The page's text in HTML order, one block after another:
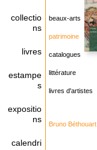
collectio
ns
livres
estampe
s
expositio
ns
calendri
beaux-arts
patrimoine
catalogues
littérature
livres d'artistes
Bruno Béthouart